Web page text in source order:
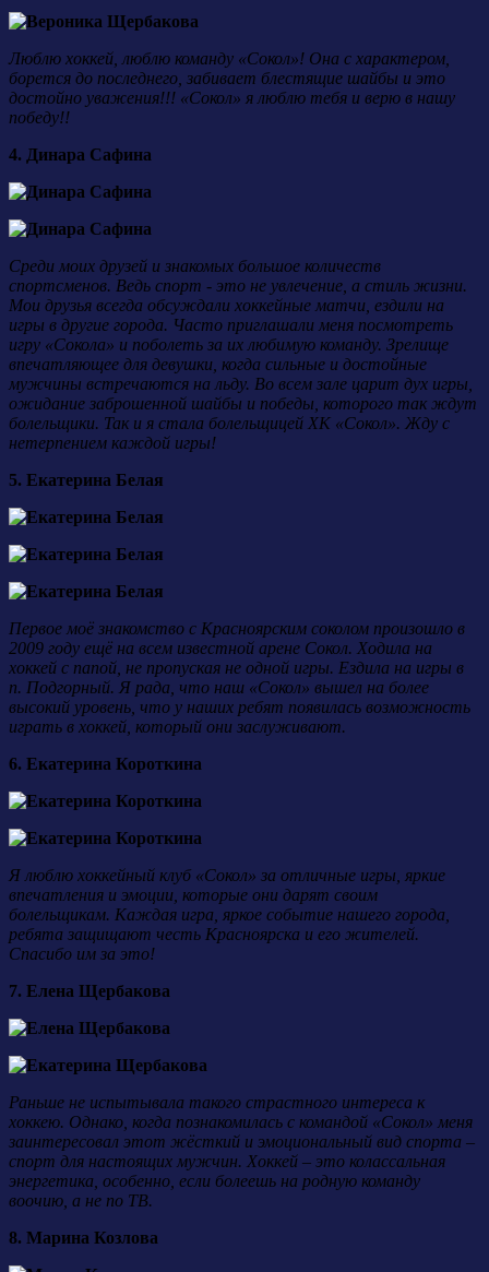
Люблю хоккей, люблю команду «Сокол»! Она с характером,
борется до последнего, забивает блестящие шайбы и это
достойно уважения!!! «Сокол» я люблю тебя и верю в нашу
победу!!
4. Динара Сафина
Среди моих друзей и знакомых большое количеств
спортсменов. Ведь спорт - это не увлечение, а стиль жизни.
Мои друзья всегда обсуждали хоккейные матчи, ездили на
игры в другие города. Часто приглашали меня посмотреть
игру «Сокола» и поболеть за их любимую команду. Зрелище
впечатляющее для девушки, когда сильные и достойные
мужчины встречаются на льду. Во всем зале царит дух игры,
ожидание заброшенной шайбы и победы, которого так ждут
болельщики. Так и я стала болельщицей ХК «Сокол». Жду с
нетерпением каждой игры!
5. Екатерина Белая
Первое моё знакомство с Красноярским соколом произошло в
2009 году ещё на всем известной арене Сокол. Ходила на
хоккей с папой, не пропуская не одной игры. Ездила на игры в
п. Подгорный. Я рада, что наш «Сокол» вышел на более
высокий уровень, что у наших ребят появилась возможность
играть в хоккей, который они заслуживают.
6. Екатерина Короткина
Я люблю хоккейный клуб «Сокол» за отличные игры, яркие
впечатления и эмоции, которые они дарят своим
болельщикам. Каждая игра, яркое событие нашего города,
ребята защищают честь Красноярска и его жителей.
Спасибо им за это!
7. Елена Щербакова
Раньше не испытывала такого страстного интереса к
хоккею. Однако, когда познакомилась с командой «Сокол» меня
заинтересовал этот жёсткий и эмоциональный вид спорта –
спорт для настоящих мужчин. Хоккей – это колассальная
энергетика, особенно, если болеешь на родную команду
воочию, а не по ТВ.
8. Марина Козлова